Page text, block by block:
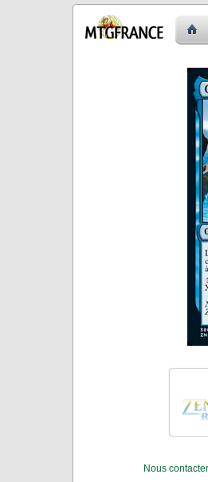
Nous contacter